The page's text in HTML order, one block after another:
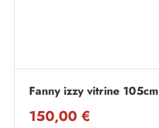
Fanny izzy vitrine 105cm
150,00 €